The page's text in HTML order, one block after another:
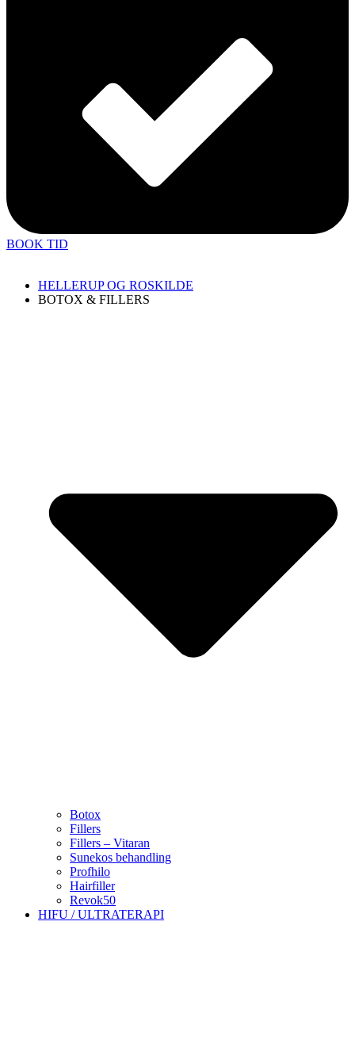
BOOK TID
HELLERUP OG ROSKILDE
BOTOX & FILLERS
Botox
Fillers
Fillers – Vitaran
Sunekos behandling
Profhilo
Hairfiller
Revok50
HIFU / ULTRATERAPI